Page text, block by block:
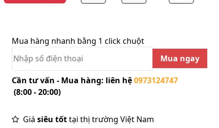
Mua hàng nhanh bằng 1 click chuột
Mua ngay
Cần tư vấn - Mua hàng: liên hệ0973124747
(8:00 - 20:00)
Giá siêu tốttại thị trường Việt Nam